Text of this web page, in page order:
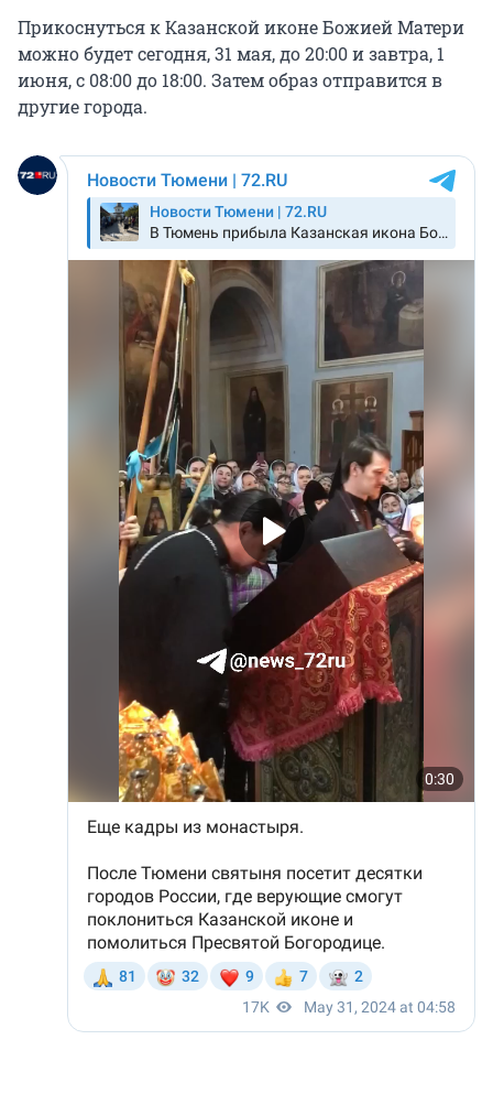
Прикоснуться к Казанской иконе Божией Матери
можно будет сегодня, 31 мая, до 20:00 и завтра, 1
июня, с 08:00 до 18:00. Затем образ отправится в
другие города.